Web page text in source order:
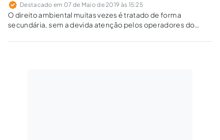
Destacado em 07 de Maio de 2019 às 15:25
O direito ambiental muitas vezes é tratado de forma
secundária, sem a devida atenção pelos operadores do
sobremaneira a atuação eficiente do poder público,